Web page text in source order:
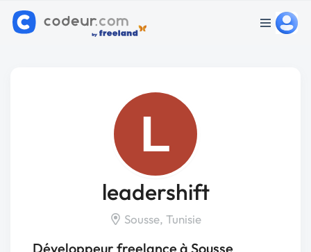
L
leadershift
Sousse, Tunisie
Développeur freelance à Sousse